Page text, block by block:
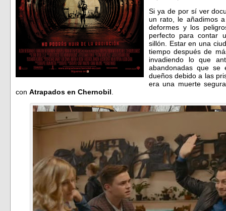
Si ya de por sí ver
un rato, le añadimos
deformes y los
perfecto para contar
sillón. Estar en una
tiempo después de
invadiendo lo que
abandonadas que se
dueños debido a las
era una muerte
con Atrapados en Chernobil